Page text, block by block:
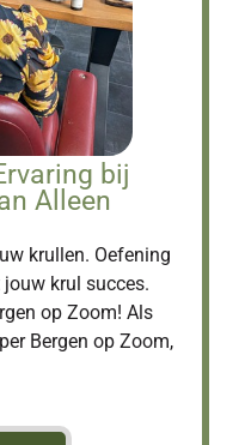
bij
Alleen
krullen. Oefening
krul succes.
op Zoom! Als
Bergen op Zoom,